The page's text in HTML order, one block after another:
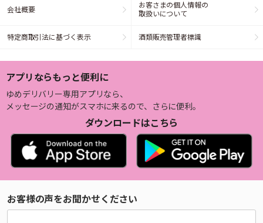
会社概要
お客さまの個人情報の
取扱いについて
特定商取引法に基づく表示 酒類販売管理者標識
アプリならもっと便利に
ゆめデリバリー専用アプリなら、
メッセージの通知がスマホに来るので、さらに便利。
ダウンロードはこちら
お客様の声をお聞かせください